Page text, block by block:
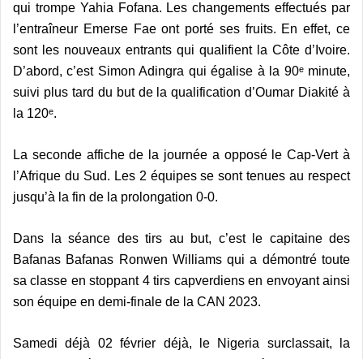
qui trompe Yahia Fofana. Les changements effectués par
l’entraîneur Emerse Fae ont porté ses fruits. En effet, ce
sont les nouveaux entrants qui qualifient la Côte d’Ivoire.
D’abord, c’est Simon Adingra qui égalise à la 90ᵉ minute,
suivi plus tard du but de la qualification d’Oumar Diakité à
la 120ᵉ.
La seconde affiche de la journée a opposé le Cap-Vert à
l’Afrique du Sud. Les 2 équipes se sont tenues au respect
jusqu’à la fin de la prolongation 0-0.
Dans la séance des tirs au but, c’est le capitaine des
Bafanas Bafanas Ronwen Williams qui a démontré toute
sa classe en stoppant 4 tirs capverdiens en envoyant ainsi
son équipe en demi-finale de la CAN 2023.
Samedi déjà 02 février déjà, le Nigeria surclassait, la